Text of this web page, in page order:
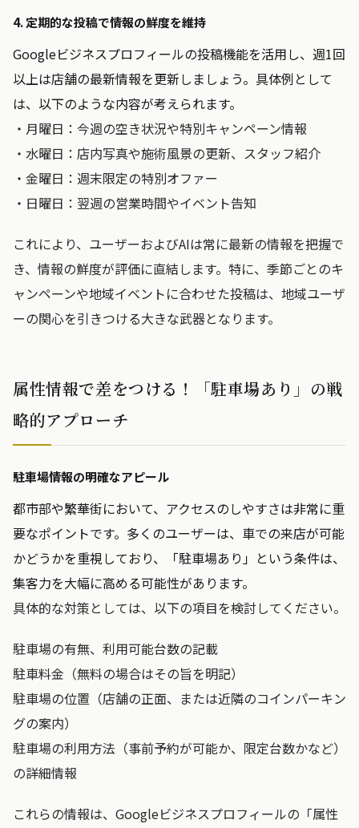
4. 定期的な投稿で情報の鮮度を維持
Googleビジネスプロフィールの投稿機能を活用し、週1回
以上は店舗の最新情報を更新しましょう。具体例として
は、以下のような内容が考えられます。
・月曜日：今週の空き状況や特別キャンペーン情報
・水曜日：店内写真や施術風景の更新、スタッフ紹介
・金曜日：週末限定の特別オファー
・日曜日：翌週の営業時間やイベント告知
これにより、ユーザーおよびAIは常に最新の情報を把握で
き、情報の鮮度が評価に直結します。特に、季節ごとのキ
ャンペーンや地域イベントに合わせた投稿は、地域ユーザ
ーの関心を引きつける大きな武器となります。
属性情報で差をつける！「駐車場あり」の戦
略的アプローチ
駐車場情報の明確なアピール
都市部や繁華街において、アクセスのしやすさは非常に重
要なポイントです。多くのユーザーは、車での来店が可能
かどうかを重視しており、「駐車場あり」という条件は、
集客力を大幅に高める可能性があります。
具体的な対策としては、以下の項目を検討してください。
駐車場の有無、利用可能台数の記載
駐車料金（無料の場合はその旨を明記）
駐車場の位置（店舗の正面、または近隣のコインパーキン
グの案内）
駐車場の利用方法（事前予約が可能か、限定台数かなど）
の詳細情報
これらの情報は、Googleビジネスプロフィールの「属性